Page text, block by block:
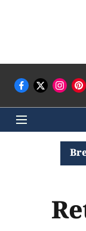
ঐশী ঘোষের খোঁজে